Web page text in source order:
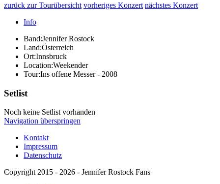
zurück zur Tourübersicht vorheriges Konzert nächstes Konzert
Info
Band:Jennifer Rostock
Land:Österreich
Ort:Innsbruck
Location:Weekender
Tour:Ins offene Messer - 2008
Setlist
Noch keine Setlist vorhanden
Navigation überspringen
Kontakt
Impressum
Datenschutz
Copyright 2015 - 2026 - Jennifer Rostock Fans